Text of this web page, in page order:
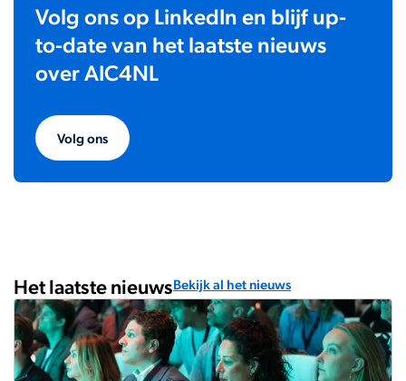
Volg ons op LinkedIn en blijf up-
to-date van het laatste nieuws
over AIC4NL
Volg ons
Het laatste nieuwsBekijk al het nieuws